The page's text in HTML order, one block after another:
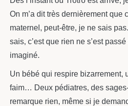
On m’a dit très dernièrement que
maternel, peut-être, je ne sais
sais, c’est que rien ne s’est
imaginé.
Un bébé qui respire bizarrement,
faim… Deux pédiatres, des
remarque rien, même si je